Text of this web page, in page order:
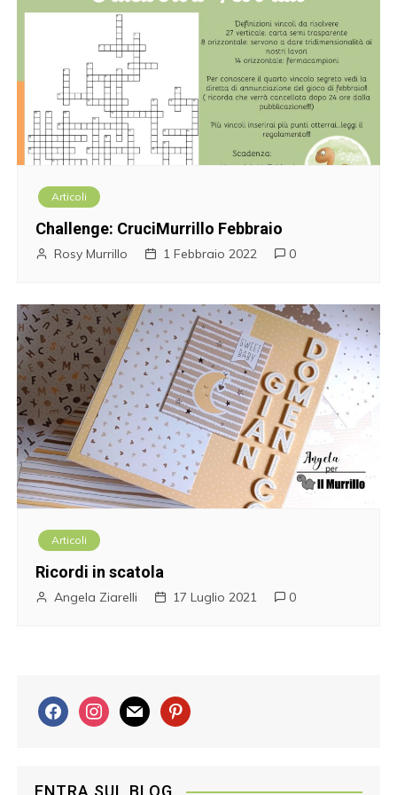
Articoli
Challenge: CruciMurrillo Febbraio
Rosy Murrillo 1 Febbraio 2022 0
Articoli
Ricordi in scatola
Angela Ziarelli 17 Luglio 2021 0
f
a
i
n
m
a
p
ENTRA SUL BLOG